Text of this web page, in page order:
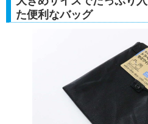
た便利なバッグ